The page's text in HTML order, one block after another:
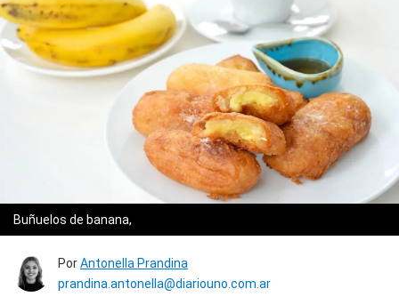
Buñuelos de banana,
PorAntonella Prandina
prandina.antonella@diariouno.com.ar